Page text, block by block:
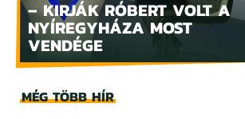
– KIRJÁK RÓBERT VOLT A
NYÍREGYHÁZA MOST
VENDÉGE
MÉG TÖBB HÍR